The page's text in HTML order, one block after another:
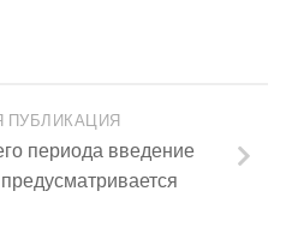
периода введение